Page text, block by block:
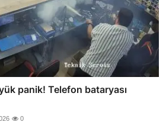
panik! Telefon bataryası
0